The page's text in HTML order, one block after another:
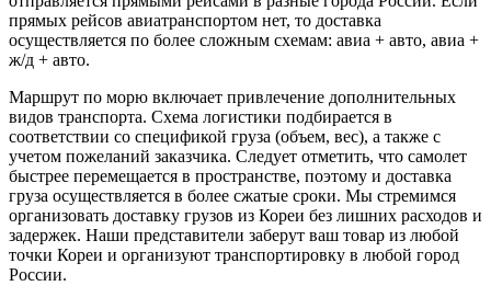
прямых рейсов авиатранспортом нет, то доставка
осуществляется по более сложным схемам: авиа + авто, авиа +
ж/д + авто.
Маршрут по морю включает привлечение дополнительных
видов транспорта. Схема логистики подбирается в
соответствии со спецификой груза (объем, вес), а также с
учетом пожеланий заказчика. Следует отметить, что самолет
быстрее перемещается в пространстве, поэтому и доставка
груза осуществляется в более сжатые сроки. Мы стремимся
организовать доставку грузов из Кореи без лишних расходов и
задержек. Наши представители заберут ваш товар из любой
точки Кореи и организуют транспортировку в любой город
России.